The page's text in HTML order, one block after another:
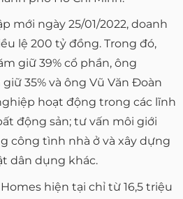
mới ngày 25/01/2022, doanh
lệ 200 tỷ đồng. Trong đó,
giữ 39% cổ phần, ông
35% và ông Vũ Văn Đoàn
hoạt động trong các lĩnh
động sản; tư vấn môi giới
công tình nhà ở và xây dựng
dân dụng khác.
hiện tại chỉ từ 16,5 triệu